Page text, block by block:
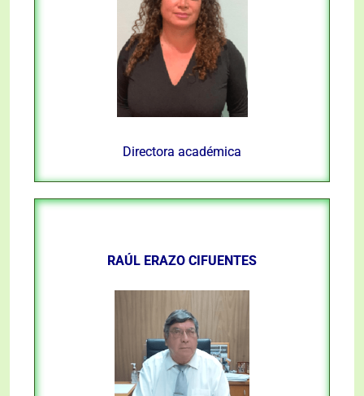
Directora académica
RAÚL ERAZO CIFUENTES